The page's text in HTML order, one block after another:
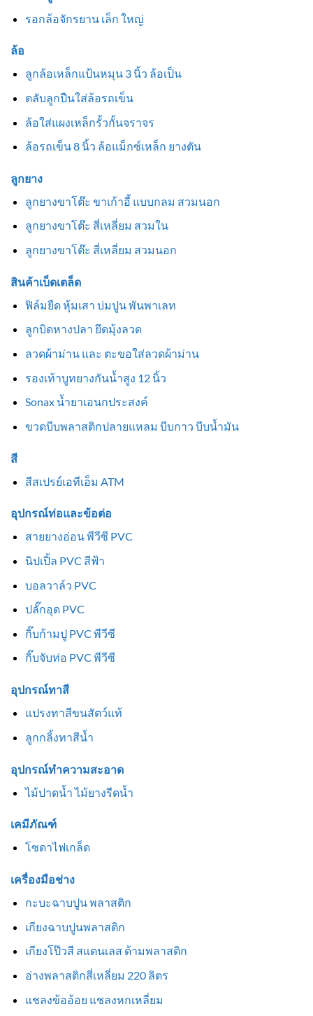
รอกล้อจักรยาน เล็ก ใหญ่
ล้อ
ลูกล้อเหล็กแป้นหมุน 3 นิ้ว ล้อเป็น
ตลับลูกปืนใส่ล้อรถเข็น
ล้อใส่แผงเหล็กรั้วกั้นจราจร
ล้อรถเข็น 8 นิ้ว ล้อแม็กซ์เหล็ก ยางตัน
ลูกยาง
ลูกยางขาโต๊ะ ขาเก้าอี้ แบบกลม สวมนอก
ลูกยางขาโต๊ะ สี่เหลี่ยม สวมใน
ลูกยางขาโต๊ะ สี่เหลี่ยม สวมนอก
สินค้าเบ็ดเตล็ด
ฟิล์มยืด หุ้มเสา บ่มปูน พันพาเลท
ลูกบิดหางปลา ยึดมุ้งลวด
ลวดผ้าม่าน และ ตะขอใส่ลวดผ้าม่าน
รองเท้าบูทยางกันน้ำสูง 12 นิ้ว
Sonax น้ำยาเอนกประสงค์
ขวดบีบพลาสติกปลายแหลม บีบกาว บีบน้ำมัน
สี
สีสเปรย์เอทีเอ็ม ATM
อุปกรณ์ท่อและข้อต่อ
สายยางอ่อน พีวีซี PVC
นิปเปิ้ล PVC สีฟ้า
บอลวาล์ว PVC
ปลั๊กอุด PVC
กิ๊บก้ามปู PVC พีวีซี
กิ๊บจับท่อ PVC พีวีซี
อุปกรณ์ทาสี
แปรงทาสีขนสัตว์แท้
ลูกกลิ้งทาสีน้ำ
อุปกรณ์ทำความสะอาด
ไม้ปาดน้ำ ไม้ยางรีดน้ำ
เคมีภัณฑ์
โซดาไฟเกล็ด
เครื่องมือช่าง
กะบะฉาบปูน พลาสติก
เกียงฉาบปูนพลาสติก
เกียงโป๊วสี สแตนเลส ด้ามพลาสติก
อ่างพลาสติกสี่เหลี่ยม 220 ลิตร
แชลงข้ออ้อย แชลงหกเหลี่ยม